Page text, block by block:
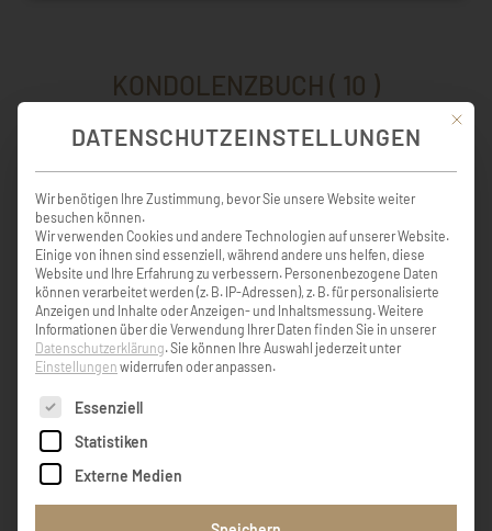
KONDOLENZBUCH ( 10 )
Ich trag dich weiter, bist auf ewig ein Teil von
mir. Und die Tage kommen und die Jahre
gehen. Doch ich lass dich niemals los. Ich
trag dich weiter, bis wir uns wiedersehen…
xxx
beim Sportschützenverein Thalgau bleiben
mir in bester Erinnerung. Deine aktiven
Mit
DATENSCHUTZEINSTELLUNGEN
Wir benötigen Ihre Zustimmung, bevor Sie unsere Website weiter
besuchen können.
Wir verwenden Cookies und andere Technologien auf unserer Website.
Einige von ihnen sind essenziell, während andere uns helfen, diese
Website und Ihre Erfahrung zu verbessern. Personenbezogene Daten
können verarbeitet werden (z. B. IP-Adressen), z. B. für personalisierte
Anzeigen und Inhalte oder Anzeigen- und Inhaltsmessung.Weitere
Informationen über die Verwendung Ihrer Daten finden Sie in unserer
Datenschutzerklärung.Sie können Ihre Auswahl jederzeit unter
Einstellungen widerrufen oder anpassen.
Es folgt eine Liste der Service-Gruppen, für die eine
Essenziell
Statistiken
Externe Medien